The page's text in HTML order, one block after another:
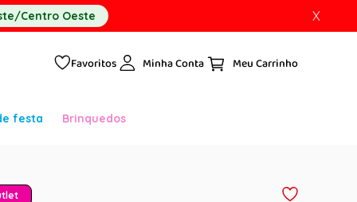
Centro Oeste X
Favoritos Minha Conta
festa Brinquedos